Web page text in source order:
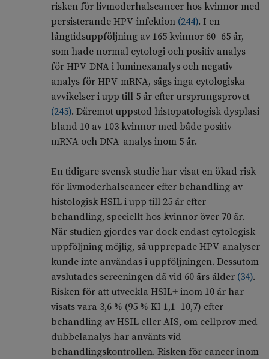
risken för livmoderhalscancer hos kvinnor med
persisterande HPV-infektion (244). I en
långtidsuppföljning av 165 kvinnor 60–65 år,
som hade normal cytologi och positiv analys
för HPV-DNA i luminexanalys och negativ
analys för HPV-mRNA, sågs inga cytologiska
avvikelser i upp till 5 år efter ursprungsprovet
(245). Däremot uppstod histopatologisk dysplasi
bland 10 av 103 kvinnor med både positiv
mRNA och DNA-analys inom 5 år.
En tidigare svensk studie har visat en ökad risk
för livmoderhalscancer efter behandling av
histologisk HSIL i upp till 25 år efter
behandling, speciellt hos kvinnor över 70 år.
När studien gjordes var dock endast cytologisk
uppföljning möjlig, så upprepade HPV-analyser
kunde inte användas i uppföljningen. Dessutom
avslutades screeningen då vid 60 års ålder (34).
Risken för att utveckla HSIL+ inom 10 år har
visats vara 3,6 % (95 % KI 1,1–10,7) efter
behandling av HSIL eller AIS, om cellprov med
dubbelanalys har använts vid
behandlingskontrollen. Risken för cancer inom